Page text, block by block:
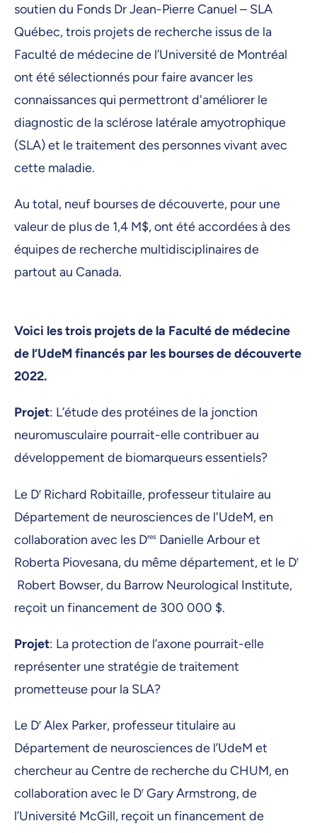
soutien du Fonds Dr Jean-Pierre Canuel – SLA
Québec, trois projets de recherche issus de la
Faculté de médecine de l’Université de Montréal
ont été sélectionnés pour faire avancer les
connaissances qui permettront d'améliorer le
diagnostic de la sclérose latérale amyotrophique
(SLA) et le traitement des personnes vivant avec
cette maladie.
Au total, neuf bourses de découverte, pour une
valeur de plus de 1,4 M$, ont été accordées à des
équipes de recherche multidisciplinaires de
partout au Canada.
Voici les trois projets de la Faculté de médecine
de l’UdeM financés par les bourses de découverte
2022.
Projet: L’étude des protéines de la jonction
neuromusculaire pourrait-elle contribuer au
développement de biomarqueurs essentiels?
Le DrRichard Robitaille, professeur titulaire au
Département de neurosciences de l'UdeM, en
collaboration avec les Dres Danielle Arbour et
Roberta Piovesana, du même département, et le Dr
Robert Bowser, du Barrow Neurological Institute,
reçoit un financement de 300 000 $.
Projet: La protection de l’axone pourrait-elle
représenter une stratégie de traitement
prometteuse pour la SLA?
Le DrAlex Parker, professeur titulaire au
Département de neurosciences de l’UdeM et
chercheur au Centre de recherche du CHUM, en
collaboration avec le DrGary Armstrong, de
l’Université McGill, reçoit un financement de